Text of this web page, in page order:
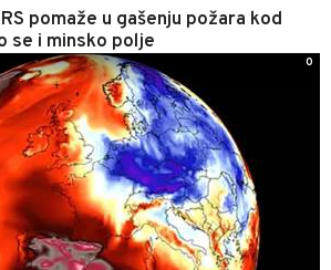
pomaže u gašenju požara kod
se i minsko polje
0